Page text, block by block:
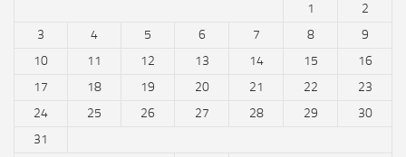
1
2
3
4 5 6 7 8
9
10
11 12 13 14 15
16
17
18 19 20 21 22
23
24
25 26 27 28 29
30
31